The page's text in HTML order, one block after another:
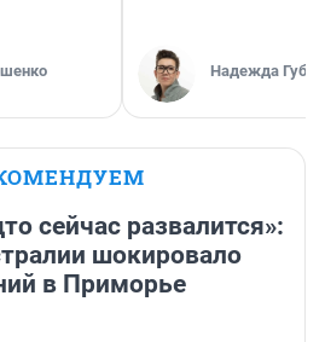
Надежда
сейчас развалится»:
шокировало
в Приморье